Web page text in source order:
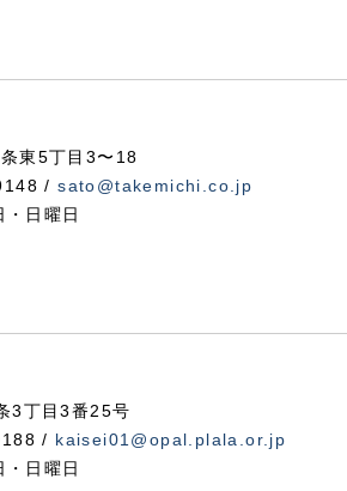
東5丁目3〜18
/sato@takemichi.co.jp
日曜日
3丁目3番25号
/ kaisei01@opal.plala.or.jp
日曜日